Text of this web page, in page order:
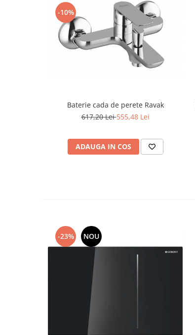
Capace WC clasice
Capace bideuri
-10%
Baterie cada de perete Ravak
617,20 Lei555,48 Lei
ADAUGA IN COS
-23% NOU